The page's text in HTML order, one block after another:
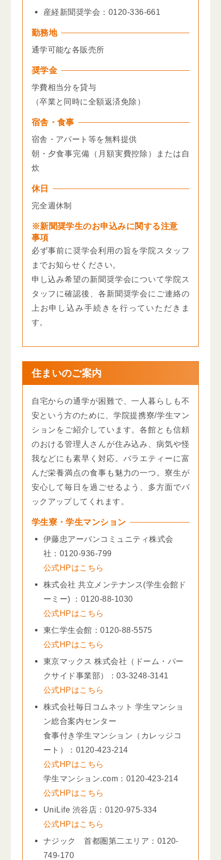
産経新聞奨学会：0120-336-661
勤務地
通学可能な各販売所
奨学金
学費相当分を貸与
（卒業と同時に全額返済免除）
宿舎・食事
宿舎・アパート等を無料提供
朝・夕食事完備（月額実費控除）または自
炊
休日
完全週休制
※新聞奨学生のお申込みに関する注意
事項
必ず事前に奨学会利用の旨を学院スタッフ
までお知らせください。
申し込み希望の新聞奨学会について学院ス
タッフに確認後、各新聞奨学会にご連絡の
上お申し込み手続きを行っていただきま
す。
住まいのご案内
自宅からの通学が困難で、一人暮らしも不
安という方のために、学院提携寮/学生マン
ションをご紹介しています。各館とも信頼
のおける管理人さんが住み込み、病気や怪
我などにも素早く対応。バラエティーに富
んだ栄養満点の食事も魅力の一つ。寮生が
安心して毎日を過ごせるよう、多方面でバ
ックアップしてくれます。
学生寮・学生マンション
伊藤忠アーバンコミュニティ株式会
社：0120-936-799
公式HPはこちら
株式会社 共立メンテナンス(学生会館ド
ーミー) ：0120-88-1030
公式HPはこちら
東仁学生会館：0120-88-5575
公式HPはこちら
東京マックス 株式会社（ドーム・パー
クサイド事業部）：03-3248-3141
公式HPはこちら
株式会社毎日コムネット 学生マンショ
ン総合案内センター
食事付き学生マンション（カレッジコ
ート）：0120-423-214
公式HPはこちら
学生マンション.com：0120-423-214
公式HPはこちら
UniLife 渋谷店：0120-975-334
公式HPはこちら
ナジック 首都圏第二エリア：0120-
749-170